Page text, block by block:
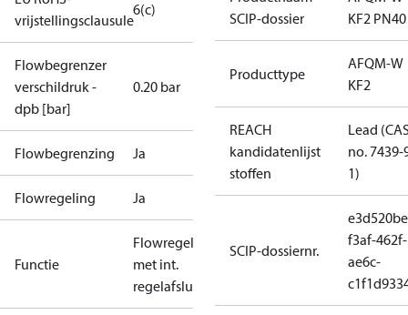
vrijstellingsclausule
6(c)
Flowbegrenzer
verschildruk -
dpb [bar]
0.20 bar
Flowbegrenzing Ja
Flowregeling Ja
Functie
Flowregelaar
met int.
regelafsluiter
SCIP-dossier
KF2 PN40
Producttype
AFQM-W
KF2
REACH
kandidatenlijst
stoffen
Lead
no. 7439-
1)
SCIP-dossiernr.
f3af-462f-
ae6c-